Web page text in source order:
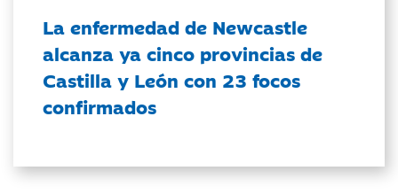
La enfermedad de Newcastle
alcanza ya cinco provincias de
Castilla y León con 23 focos
confirmados